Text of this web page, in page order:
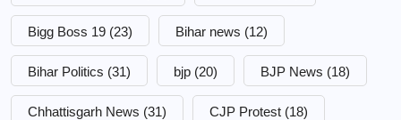
Bigg Boss 19 (23) Bihar news (12)
Bihar Politics (31) bjp (20) BJP News (18)
Chhattisgarh News (31) CJP Protest (18)